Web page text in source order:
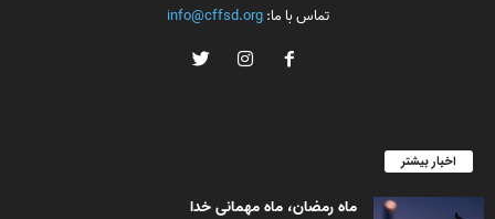
تماس با ما:info@cffsd.org
اخبار بیشتر
ماه رمضان، ماه مهمانی خدا